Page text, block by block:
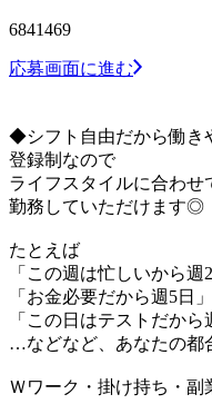
6841469
応募画面に進む
◆シフト自由だから働
登録制なので
ライフスタイルに合わせ
勤務していただけます◎
たとえば
「この週は忙しいから週2
「お金必要だから週5日」
「この日はテストだから
…などなど、あなたの都
Ｗワーク・掛け持ち・